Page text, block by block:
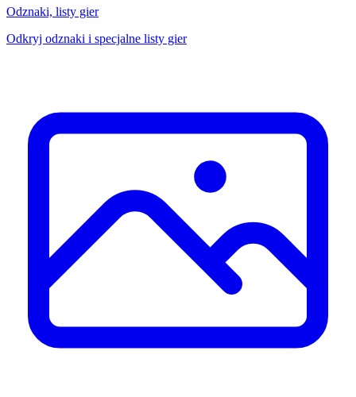
Odznaki, listy gier
Odkryj odznaki i specjalne listy gier